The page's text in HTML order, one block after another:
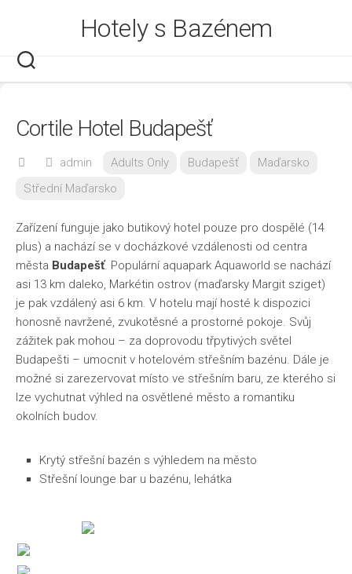
Hotely s Bazénem
Cortile Hotel Budapešť
admin Adults Only Budapešť
Maďarsko
Střední Maďarsko
Zařízení funguje jako butikový hotel pouze pro dospělé (14
plus) a nachází se v docházkové vzdálenosti od centra
města Budapešť. Populární aquapark Aquaworld se nachází
asi 13 km daleko, Markétin ostrov (maďarsky Margit sziget)
je pak vzdálený asi 6 km. V hotelu mají hosté k dispozici
honosně navržené, zvukotěsné a prostorné pokoje. Svůj
zážitek pak mohou – za doprovodu třpytivých světel
Budapešti – umocnit v hotelovém střešním bazénu. Dále je
možné si zarezervovat místo ve střešním baru, ze kterého si
lze vychutnat výhled na osvětlené město a romantiku
okolních budov.
Krytý střešní bazén s výhledem na město
Střešní lounge bar u bazénu, lehátka